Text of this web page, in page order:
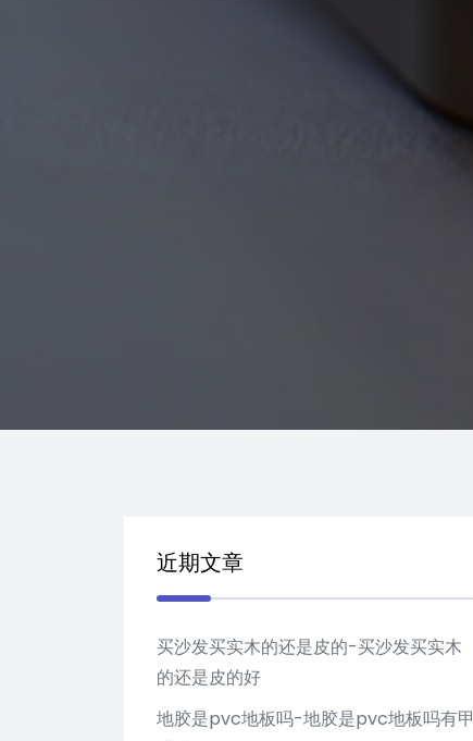
近期文章
买沙发买实木的还是皮的-买沙发买实木
的还是皮的好
地胶是pvc地板吗-地胶是pvc地板吗有甲